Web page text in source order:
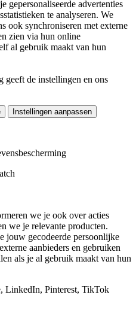
gepersonaliseerde advertenties
te analyseren. We
ook synchroniseren met externe
zien via hun online
al gebruik maakt van hun
geeft de instellingen en ons
Instellingen aanpassen
we je ook over acties
we je relevante producten.
jouw gecodeerde persoonlijke
aanbieders en gebruiken
als je al gebruik maakt van hun
LinkedIn, Pinterest, TikTok